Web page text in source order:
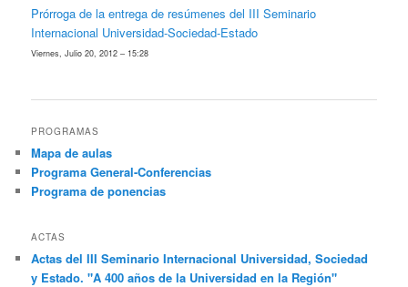
Prórroga de la entrega de resúmenes del III Seminario
Internacional Universidad-Sociedad-Estado
Viernes, Julio 20, 2012 – 15:28
PROGRAMAS
Mapa de aulas
Programa General-Conferencias
Programa de ponencias
ACTAS
Actas del III Seminario Internacional Universidad, Sociedad
y Estado. "A 400 años de la Universidad en la Región"